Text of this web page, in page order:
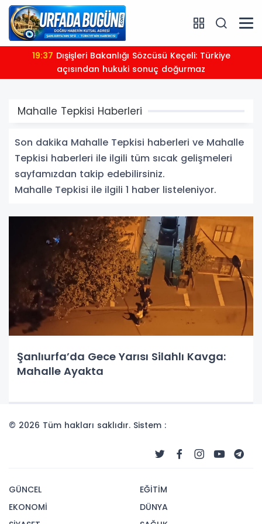
19:37
açısından hukuki sonuç doğurmaz
Mahalle Tepkisi Haberleri
Son dakika Mahalle Tepkisi haberleri ve Mahalle
Tepkisi haberleri ile ilgili tüm sıcak gelişmeleri
sayfamızdan takip edebilirsiniz.
Mahalle Tepkisi ile ilgili 1 haber listeleniyor.
Şanlıurfa’da Gece Yarısı Silahlı Kavga:
Mahalle Ayakta
© 2026 Tüm hakları saklıdır. Sistem :
GÜNCEL
EKONOMİ
EĞİTİM
DÜNYA